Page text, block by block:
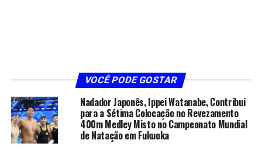
VOCÊ PODE GOSTAR
Nadador Japonês, Ippei Watanabe, Contribui
para a Sétima Colocação no Revezamento
400m Medley Misto no Campeonato Mundial
de Natação em Fukuoka